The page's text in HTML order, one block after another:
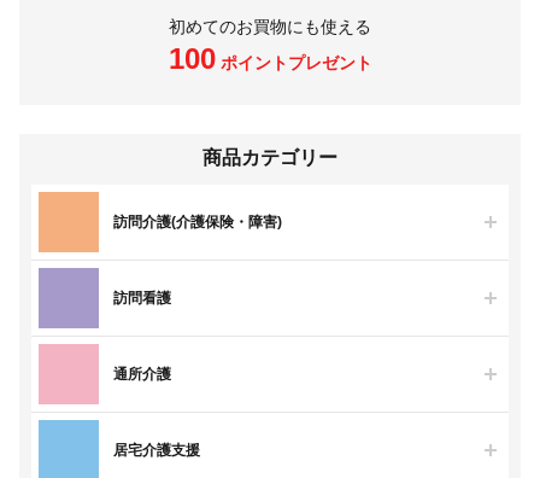
初めてのお買物にも使える
100ポイントプレゼント
商品カテゴリー
訪問介護(介護保険・障害)
訪問看護
通所介護
居宅介護支援